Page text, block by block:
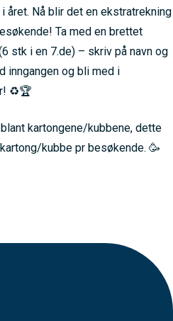
året. Nå blir det en ekstratrekning
Ta med en brettet
stk i en 7.de) – skriv på navn og
inngangen og bli med i
♻🏆
kartongene/kubbene, dette
kubbe pr besøkende. 🥳